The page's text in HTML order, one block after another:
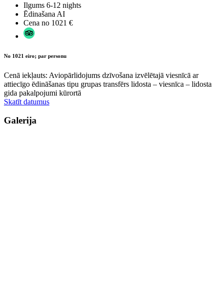
Ilgums 6-12 nights
Ēdinašana AI
Cena no 1021 €
No 1021 eiro; par personu
Cenā iekļauts: Aviopārlidojums dzīvošana izvēlētajā viesnīcā ar
attiecīgo ēdināšanas tipu grupas transfērs lidosta – viesnīca – lidosta
gida pakalpojumi kūrortā
Skatīt datumus
Galerija